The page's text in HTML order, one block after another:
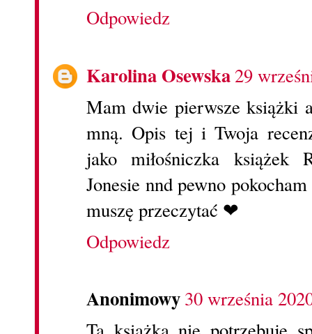
Odpowiedz
Karolina Osewska29
Mam dwie pierwsze książki
mną. Opis tej i Twoja
jako miłośniczka
Jonesie nnd pewno
muszę przeczytać ❤
Odpowiedz
Anonimowy30 września